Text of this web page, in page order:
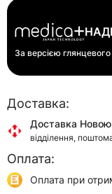
За версією
Доставка:
Доставка
відділення,
Доставка Укр
Оплата:
Оплата при